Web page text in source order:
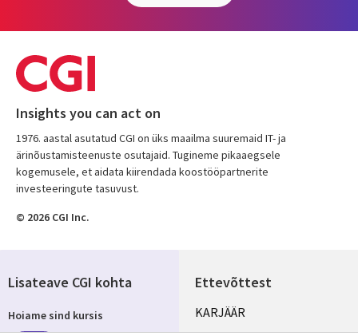
Insights you can act on
1976. aastal asutatud CGI on üks maailma suuremaid IT- ja
ärinõustamisteenuste osutajaid. Tugineme pikaaegsele
kogemusele, et aidata kiirendada koostööpartnerite
investeeringute tasuvust.
© 2026 CGI Inc.
Ettevõttest
Useful
KARJÄÄR
Lisateave CGI kohta
Hoiame sind kursis